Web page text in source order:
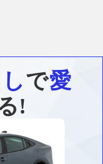
で愛
!